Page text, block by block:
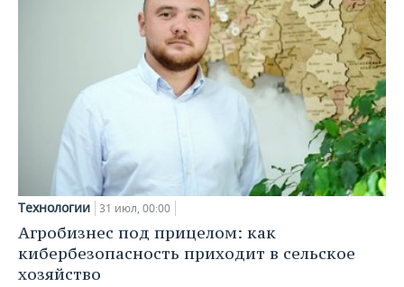
Технологии 31 июл, 00:00
Агробизнес под прицелом: как
кибербезопасность приходит в сельское
хозяйство